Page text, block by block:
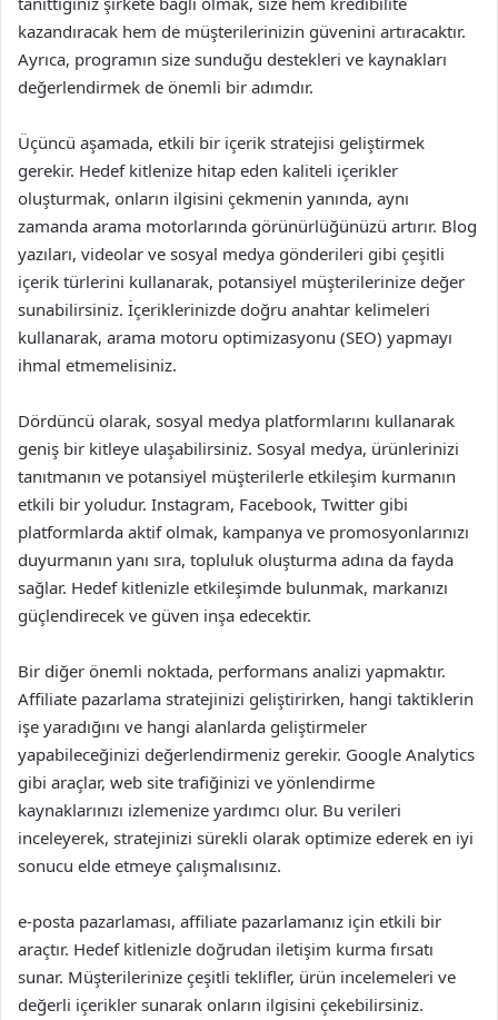
kazandıracak hem de müşterilerinizin güvenini artıracaktır.
Ayrıca, programın size sunduğu destekleri ve kaynakları
değerlendirmek de önemli bir adımdır.
Üçüncü aşamada, etkili bir içerik stratejisi geliştirmek
gerekir. Hedef kitlenize hitap eden kaliteli içerikler
oluşturmak, onların ilgisini çekmenin yanında, aynı
zamanda arama motorlarında görünürlüğünüzü artırır. Blog
yazıları, videolar ve sosyal medya gönderileri gibi çeşitli
içerik türlerini kullanarak, potansiyel müşterilerinize değer
sunabilirsiniz. İçeriklerinizde doğru anahtar kelimeleri
kullanarak, arama motoru optimizasyonu (SEO) yapmayı
ihmal etmemelisiniz.
Dördüncü olarak, sosyal medya platformlarını kullanarak
geniş bir kitleye ulaşabilirsiniz. Sosyal medya, ürünlerinizi
tanıtmanın ve potansiyel müşterilerle etkileşim kurmanın
etkili bir yoludur. Instagram, Facebook, Twitter gibi
platformlarda aktif olmak, kampanya ve promosyonlarınızı
duyurmanın yanı sıra, topluluk oluşturma adına da fayda
sağlar. Hedef kitlenizle etkileşimde bulunmak, markanızı
güçlendirecek ve güven inşa edecektir.
Bir diğer önemli noktada, performans analizi yapmaktır.
Affiliate pazarlama stratejinizi geliştirirken, hangi taktiklerin
işe yaradığını ve hangi alanlarda geliştirmeler
yapabileceğinizi değerlendirmeniz gerekir. Google Analytics
gibi araçlar, web site trafiğinizi ve yönlendirme
kaynaklarınızı izlemenize yardımcı olur. Bu verileri
inceleyerek, stratejinizi sürekli olarak optimize ederek en iyi
sonucu elde etmeye çalışmalısınız.
e-posta pazarlaması, affiliate pazarlamanız için etkili bir
araçtır. Hedef kitlenizle doğrudan iletişim kurma fırsatı
sunar. Müşterilerinize çeşitli teklifler, ürün incelemeleri ve
değerli içerikler sunarak onların ilgisini çekebilirsiniz.